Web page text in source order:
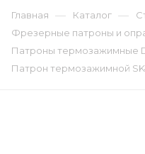
Главная — Каталог —
Фрезерные патроны и
Патроны термозажимные
Патрон термозажимной